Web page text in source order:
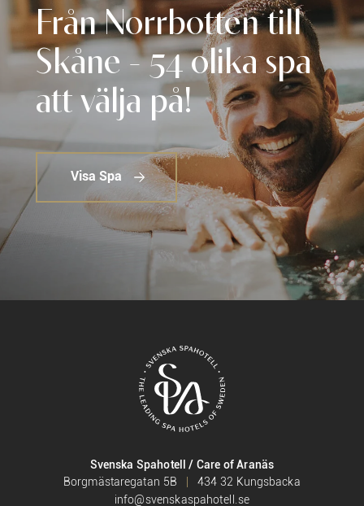
Från Norrbotten till
Skåne - 54 olika spa
att välja på!
Visa Spa
Svenska Spahotell / Care of Aranäs
Borgmästaregatan 5B
434 32 Kungsbacka
info@svenskaspahotell.se